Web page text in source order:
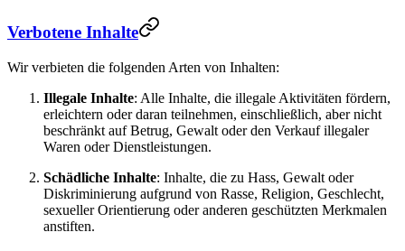
Verbotene Inhalte
Wir verbieten die folgenden Arten von Inhalten:
Illegale Inhalte: Alle Inhalte, die illegale Aktivitäten fördern,
erleichtern oder daran teilnehmen, einschließlich, aber nicht
beschränkt auf Betrug, Gewalt oder den Verkauf illegaler
Waren oder Dienstleistungen.
Schädliche Inhalte: Inhalte, die zu Hass, Gewalt oder
Diskriminierung aufgrund von Rasse, Religion, Geschlecht,
sexueller Orientierung oder anderen geschützten Merkmalen
anstiften.